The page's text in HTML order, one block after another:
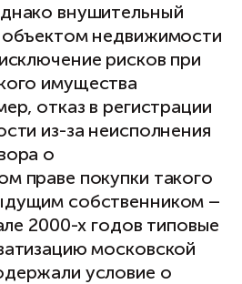
внушительный
недвижимости
рисков при
имущества
отказ в регистрации
из-за неисполнения
о
праве покупки такого
собственником –
2000-х годов типовые
московской
условие о